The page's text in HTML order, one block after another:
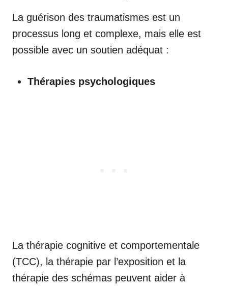
La guérison des traumatismes est un
processus long et complexe, mais elle est
possible avec un soutien adéquat :
Thérapies psychologiques
La thérapie cognitive et comportementale
(TCC), la thérapie par l’exposition et la
thérapie des schémas peuvent aider à